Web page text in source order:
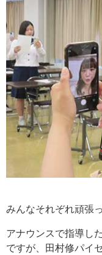
みんなそれぞれ頑張
アナウンスで指導し
ですが、田村修パイ